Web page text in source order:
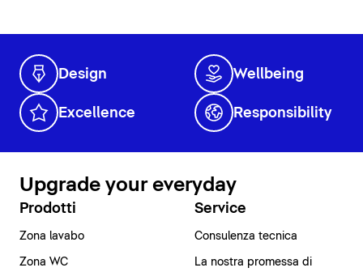
Design Wellbeing
Excellence Responsibility
Upgrade your everyday
Prodotti
Zona lavabo
Zona WC
Service
Consulenza tecnica
La nostra promessa di